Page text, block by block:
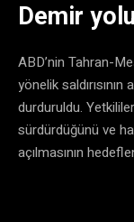
Demir
ABD’nin Tahran-
yönelik
durduruldu.
sürdürdüğünü ve
açılmasının